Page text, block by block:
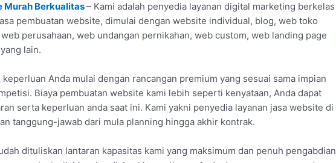
Murah Berkualitas– Kami adalah penyedia layanan digital marketing berkelas
pembuatan website, dimulai dengan website individual, blog, web toko
perusahaan, web undangan pernikahan, web custom, web landing page
lain.
Anda mulai dengan rancangan premium yang sesuai sama impian
Biaya pembuatan website kami lebih seperti kenyataan, Anda dapat
serta keperluan anda saat ini. Kami yakni penyedia layanan jasa website di
tanggung-jawab dari mula planning hingga akhir kontrak.
dituliskan lantaran kapasitas kami yang maksimum dan penuh pengabdian